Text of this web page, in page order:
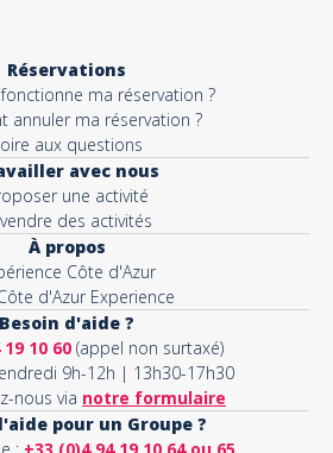
Réservations
ma réservation ?
annuler ma réservation ?
aux questions
avec nous
une activité
des activités
À propos
Côte d'Azur
d'Azur Experience
Besoin d'aide ?
10 60 (appel non surtaxé)
9h-12h | 13h30-17h30
nous via notre formulaire
pour un Groupe ?